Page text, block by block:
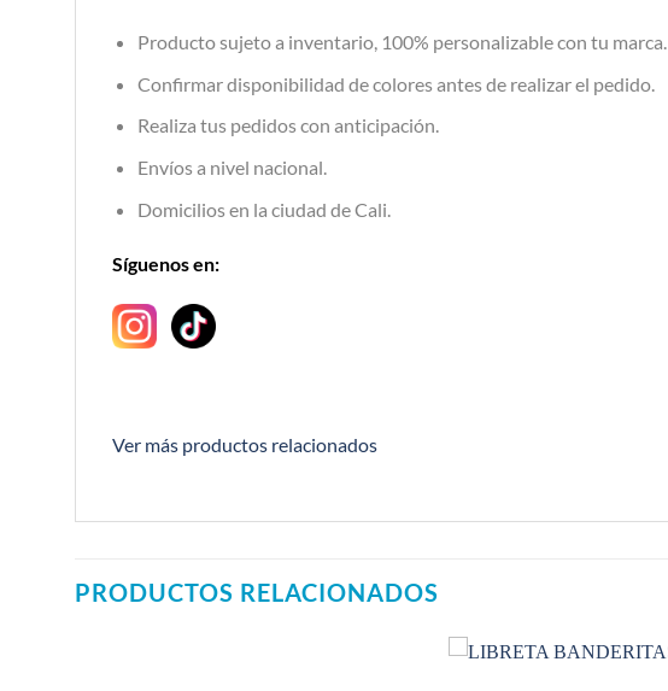
Producto sujeto a inventario, 100% personalizable con tu marca.
Confirmar disponibilidad de colores antes de realizar el pedido.
Realiza tus pedidos con anticipación.
Envíos a nivel nacional.
Domicilios en la ciudad de Cali.
Síguenos en:
Ver más productos relacionados
PRODUCTOS RELACIONADOS